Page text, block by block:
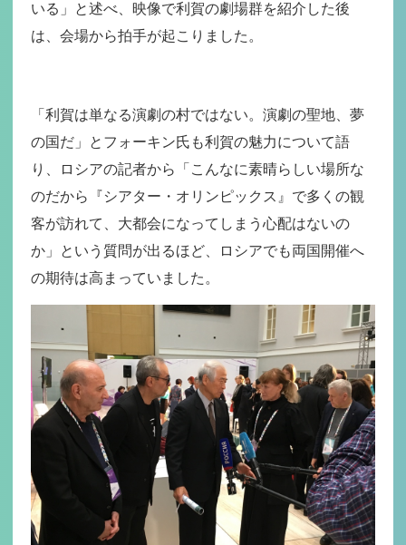
いる」と述べ、映像で利賀の劇場群を紹介した後
は、会場から拍手が起こりました。
「利賀は単なる演劇の村ではない。演劇の聖地、夢
の国だ」とフォーキン氏も利賀の魅力について語
り、ロシアの記者から「こんなに素晴らしい場所な
のだから『シアター・オリンピックス』で多くの観
客が訪れて、大都会になってしまう心配はないの
か」という質問が出るほど、ロシアでも両国開催へ
の期待は高まっていました。